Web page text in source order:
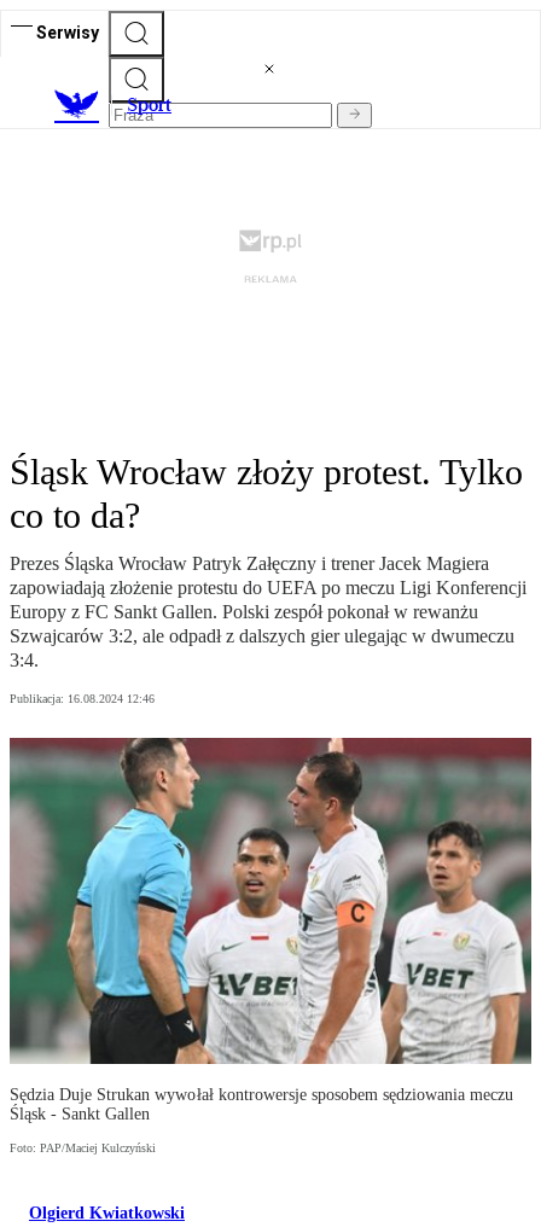
Serwisy
Sport
Śląsk Wrocław złoży protest. Tylko
co to da?
Prezes Śląska Wrocław Patryk Załęczny i trener Jacek Magiera
zapowiadają złożenie protestu do UEFA po meczu Ligi Konferencji
Europy z FC Sankt Gallen. Polski zespół pokonał w rewanżu
Szwajcarów 3:2, ale odpadł z dalszych gier ulegając w dwumeczu
3:4.
Publikacja: 16.08.2024 12:46
Sędzia Duje Strukan wywołał kontrowersje sposobem sędziowania meczu
Śląsk - Sankt Gallen
Foto: PAP/Maciej Kulczyński
Olgierd Kwiatkowski